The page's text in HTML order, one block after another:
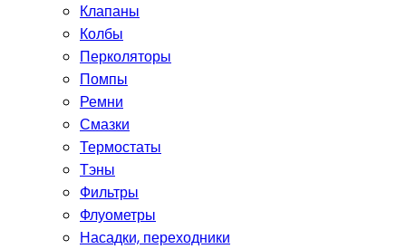
Клапаны
Колбы
Перколяторы
Помпы
Ремни
Смазки
Термостаты
Тэны
Фильтры
Флуометры
Насадки, переходники